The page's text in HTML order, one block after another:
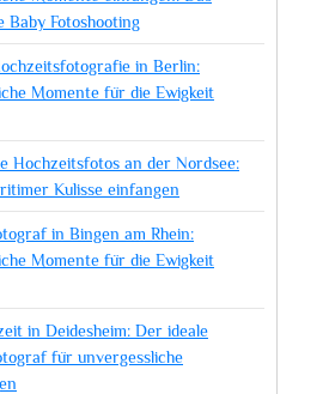
Baby Fotoshooting
in Berlin:
Momente für die Ewigkeit
Hochzeitsfotos an der Nordsee:
Kulisse einfangen
in Bingen am Rhein:
Momente für die Ewigkeit
in Deidesheim: Der ideale
für unvergessliche